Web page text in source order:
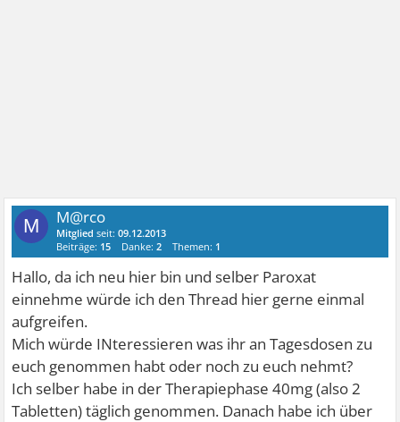
M M@rco
Mitglied seit:09.12.2013
Beiträge: 15 Danke:2 Themen: 1
Hallo, da ich neu hier bin und selber Paroxat
einnehme würde ich den Thread hier gerne einmal
aufgreifen.
Mich würde INteressieren was ihr an Tagesdosen zu
euch genommen habt oder noch zu euch nehmt?
Ich selber habe in der Therapiephase 40mg (also 2
Tabletten) täglich genommen. Danach habe ich über